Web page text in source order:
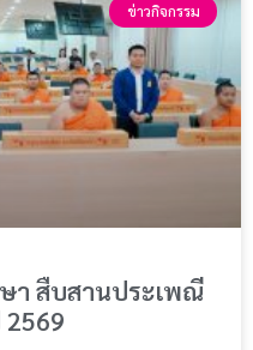
ข่าวกิจกรรม
า สืบสานประเพณี